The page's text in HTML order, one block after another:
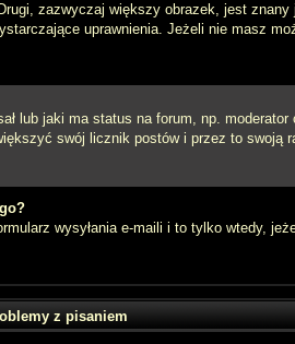
zazwyczaj większy obrazek, jest
uprawnienia. Jeżeli nie masz
lub jaki ma status na forum, np.
swój licznik postów i przez to swoją
wysyłania e-maili i to tylko wtedy,
z pisaniem